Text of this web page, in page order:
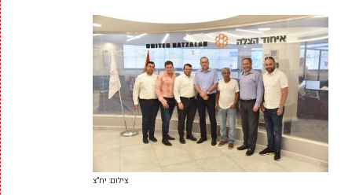
צילום: יח"צ